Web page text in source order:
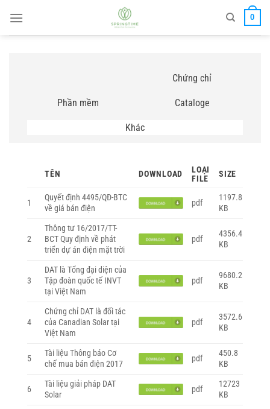
qua
nội
0
Chứng chỉ
Phần mềm Cataloge
Khác
TÊN DOWNLOAD
LOẠI
FILE
SIZE
1
Quyết định 4495/QĐ-BTC
về giá bán điện
pdf
1197.8
KB
2
Thông tư 16/2017/TT-
BCT Quy định về phát
triển dự án điện mặt trời
pdf
4356.4
KB
3
DAT là Tổng đại diện của
Tập đoàn quốc tế INVT
tại Việt Nam
pdf
9680.2
KB
4
Chứng chỉ DAT là đối tác
của Canadian Solar tại
Việt Nam
pdf
3572.6
KB
5
Tài liệu Thông báo Cơ
chế mua bán điện 2017
pdf
450.8
KB
6
Tài liệu giải pháp DAT
Solar
pdf
12723
KB